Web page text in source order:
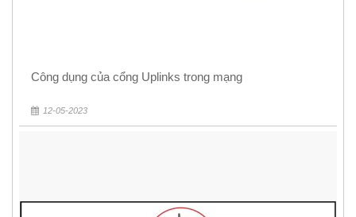
Công dụng của cổng Uplinks trong mạng
12-05-2023